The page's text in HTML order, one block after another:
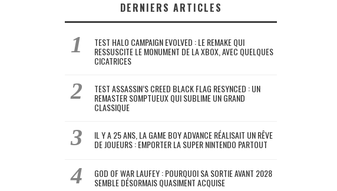
DERNIERS ARTICLES
TEST HALO CAMPAIGN EVOLVED : LE REMAKE QUI
RESSUSCITE LE MONUMENT DE LA XBOX, AVEC QUELQUES
CICATRICES
TEST ASSASSIN’S CREED BLACK FLAG RESYNCED : UN
REMASTER SOMPTUEUX QUI SUBLIME UN GRAND
CLASSIQUE
IL Y A 25 ANS, LA GAME BOY ADVANCE RÉALISAIT UN RÊVE
DE JOUEURS : EMPORTER LA SUPER NINTENDO PARTOUT
GOD OF WAR LAUFEY : POURQUOI SA SORTIE AVANT 2028
SEMBLE DÉSORMAIS QUASIMENT ACQUISE